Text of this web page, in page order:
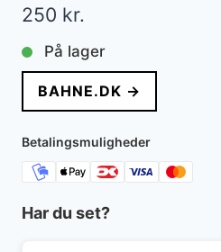
250 kr.
På lager
BAHNE.DK →
Betalingsmuligheder
Har du set?